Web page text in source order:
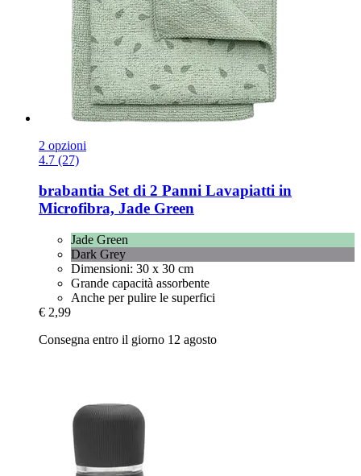
2 opzioni
4.7 (27)
brabantia Set di 2 Panni Lavapiatti in
Microfibra, Jade Green
Jade Green
Dark Grey
Dimensioni: 30 x 30 cm
Grande capacità assorbente
Anche per pulire le superfici
€ 2,99
Consegna entro il giorno 12 agosto